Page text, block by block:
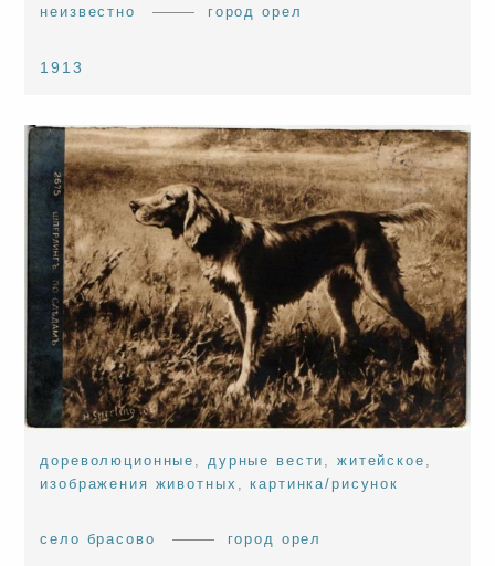
неизвестно город орел
1913
дореволюционные дурные вести ,житейское
изображения животных
,картинка/рисунок
село брасово город орел